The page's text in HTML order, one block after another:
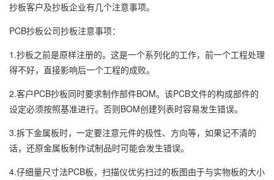
抄板客户及抄板企业有几个注意事项。
PCB抄板公司抄板注意事项：
1.抄板之前是原样注册的。这是一个系列化的工作，前一个工程处理
得不好，直接影响后一个工程的成败。
2.客户PCB抄板同时要求制作部件BOM。该PCB文件的构成部件的
设定必须按照基准进行。否则BOM创建列表时容易发生错误。
3.拆下金属板时，一定要注意元件的极性、方向等，如果记不清的
话，还原金属板制作试制品时可能会发生错误。
4.仔细量尺寸法PCB板，扫描仪优劣扫过的板图由于与实物板的大小